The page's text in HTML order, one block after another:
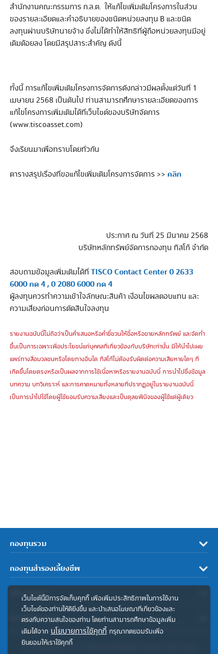
สำนักงานคณะกรรมการ ก.ล.ต. ให้แก้ไขเพิ่มเติมโครงการในส่วน
ของรายละเอียดและคำอธิบายของชนิดหน่วยลงทุน B และชนิด
ลงทุนผ่านบริษัทนายจ้าง ซึ่งไม่ได้ทำให้สิทธิที่ผู้ถือหน่วยลงทุนมีอยู่
เดิมด้อยลง โดยมีสรุปสาระสำคัญ ดังนี้
ทั้งนี้ การแก้ไขเพิ่มเติมโครงการจัดการดังกล่าวมีผลตั้งแต่วันที่ 1
เมษายน 2568 เป็นต้นไป ท่านสามารถศึกษารายละเอียดของการ
แก้ไขโครงการเพิ่มเติมได้ที่เว็บไซต์ของบริษัทจัดการ
(www.tiscoasset.com)
จึงเรียนมาเพื่อทราบโดยทั่วกัน
ตารางสรุปเรื่องที่ขอแก้ไขเพิ่มเติมโครงการจัดการ >> คลิก
ประกาศ ณ วันที่ 25 มีนาคม 2568
บริษัทหลักทรัพย์จัดการกองทุน ทิสโก้ จำกัด
สอบถามข้อมูลเพิ่มเติมได้ที่ TISCO Contact Center 0 2633
6000 กด 4 , 0 2080 6000 กด 4
ผู้ลงทุนควรทำความเข้าใจลักษณะสินค้า เงื่อนไขผลตอบแทน และ
ความเสี่ยงก่อนการตัดสินใจลงทุน
รายงานฉบับนี้ไม่ถือว่าเป็นคำเสนอหรือคำชี้ชวนให้ซื้อหรือขายหลักทรัพย์ และจัดทำ
ขึ้นเป็นการเฉพาะเพื่อประโยชน์แก่บุคคลที่เกี่ยวข้องกับบริษัทเท่านั้น มิให้นำไปเผย
แพร่ทางสื่อมวลชนหรือโดยทางอื่นใด ทิสโก้ไม่ต้องรับผิดต่อความเสียหายใดๆ ที่
เกิดขึ้นโดยตรงหรือเป็นผลจากการใช้เนื้อหาหรือรายงานฉบับนี้ การนำไปซึ่งข้อมูล
บทความ บทวิเคราะห์ และการคาดหมายทั้งหลายที่ปรากฏอยู่ในรายงานฉบับนี้
เป็นการนำไปใช้โดยผู้ใช้ยอมรับความเสี่ยงและเป็นดุลยพินิจของผู้ใช้แต่ผู้เดียว
กองทุนรวม
กองทุนสำรองเลี้ยงชีพ
เกี่ยวกับเรา
ลิงค์ที่เกี่ยวข้อง
© สงวนลิขสิทธิ์ 2567 บริษัทหลักทรัพย์จัดการกองทุน ทิสโก้ จำกัด
เว็บไซต์นี้มีการจัดเก็บคุกกี้ เพื่อเพิ่มประสิทธิภาพในการใช้งาน
เว็บไซต์ของท่านให้ดียิ่งขึ้น และนำเสนอโฆษณาที่เกี่ยวข้องและ
ตรงกับความสนใจของท่าน โดยท่านสามารถศึกษาข้อมูลเพิ่ม
เติมได้จาก นโยบายการใช้คุกกี้ กรุณากดยอมรับเพื่อ
ยินยอมให้เราใช้คุกกี้